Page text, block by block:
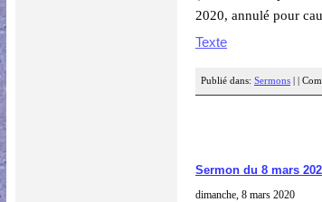
2020, annulé pour
Texte
Publié dans: Sermons
Sermon du 8 mars
dimanche, 8 mars 2020